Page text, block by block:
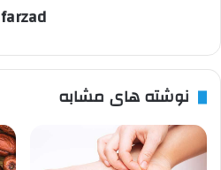
farzad
نوشته های مشابه